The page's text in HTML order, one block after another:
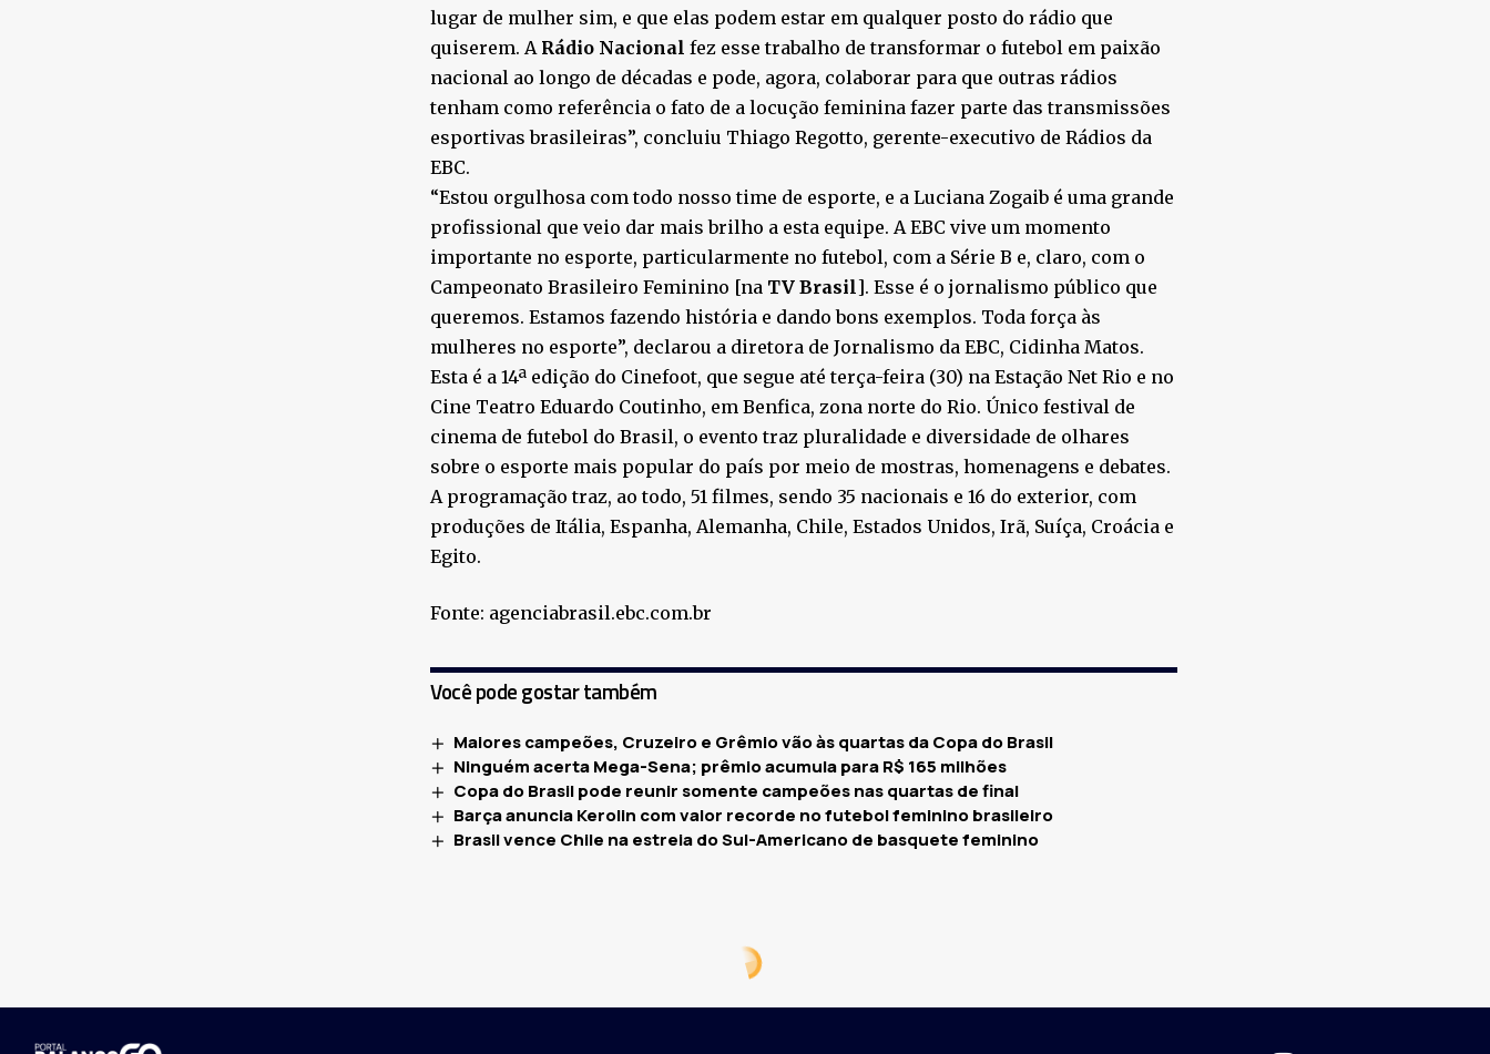
lugar de mulher sim, e que elas podem estar em qualquer posto do rádio que
quiserem. A Rádio Nacional fez esse trabalho de transformar o futebol em paixão
nacional ao longo de décadas e pode, agora, colaborar para que outras rádios
tenham como referência o fato de a locução feminina fazer parte das transmissões
esportivas brasileiras”, concluiu Thiago Regotto, gerente-executivo de Rádios da
EBC.
“Estou orgulhosa com todo nosso time de esporte, e a Luciana Zogaib é uma grande
profissional que veio dar mais brilho a esta equipe. A EBC vive um momento
importante no esporte, particularmente no futebol, com a Série B e, claro, com o
Campeonato Brasileiro Feminino [na TV Brasil]. Esse é o jornalismo público que
queremos. Estamos fazendo história e dando bons exemplos. Toda força às
mulheres no esporte”, declarou a diretora de Jornalismo da EBC, Cidinha Matos.
Esta é a 14ª edição do Cinefoot, que segue até terça-feira (30) na Estação Net Rio e no
Cine Teatro Eduardo Coutinho, em Benfica, zona norte do Rio. Único festival de
cinema de futebol do Brasil, o evento traz pluralidade e diversidade de olhares
sobre o esporte mais popular do país por meio de mostras, homenagens e debates.
A programação traz, ao todo, 51 filmes, sendo 35 nacionais e 16 do exterior, com
produções de Itália, Espanha, Alemanha, Chile, Estados Unidos, Irã, Suíça, Croácia e
Egito.
Fonte: agenciabrasil.ebc.com.br
Você pode gostar também
Maiores campeões, Cruzeiro e Grêmio vão às quartas da Copa do Brasil
Ninguém acerta Mega-Sena; prêmio acumula para R$ 165 milhões
Copa do Brasil pode reunir somente campeões nas quartas de final
Barça anuncia Kerolin com valor recorde no futebol feminino brasileiro
Brasil vence Chile na estreia do Sul-Americano de basquete feminino